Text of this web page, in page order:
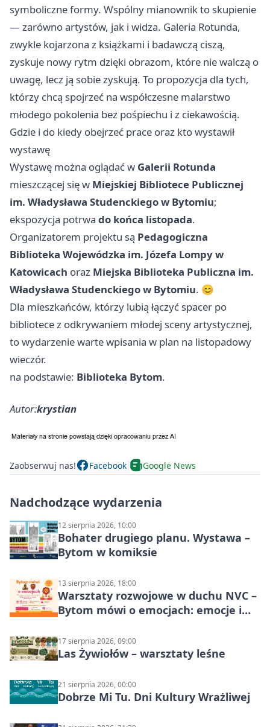
symboliczne formy. Wspólny mianownik to skupienie
— zarówno artystów, jak i widza. Galeria Rotunda,
zwykle kojarzona z książkami i badawczą ciszą,
zyskuje nowy rytm dzięki obrazom, które nie walczą o
uwagę, lecz ją sobie zyskują. To propozycja dla tych,
którzy chcą spojrzeć na współczesne malarstwo
młodego pokolenia bez pośpiechu i z ciekawością.
Gdzie i do kiedy obejrzeć prace oraz kto wystawił
wystawę
Wystawę można oglądać w Galerii Rotunda
mieszczącej się w Miejskiej Bibliotece Publicznej
im. Władysława Studenckiego w Bytomiu;
ekspozycja potrwa do końca listopada.
Organizatorem projektu są Pedagogiczna
Biblioteka Wojewódzka im. Józefa Lompy w
Katowicach oraz Miejska Biblioteka Publiczna im.
Władysława Studenckiego w Bytomiu. 😊
Dla mieszkańców, którzy lubią łączyć spacer po
bibliotece z odkrywaniem młodej sceny artystycznej,
to wydarzenie warte wpisania w plan na listopadowy
wieczór.
na podstawie: Biblioteka Bytom.
Autor:krystian
Zaobserwuj nas! Facebook Google News
Nadchodzące wydarzenia
12 sierpnia 2026, 10:00
Bohater drugiego planu. Wystawa –
Bytom w komiksie
13 sierpnia 2026, 18:00
Warsztaty rozwojowe w duchu NVC –
Bytom mówi o emocjach: emocje i
17 sierpnia 2026, 09:00
Las Żywiołów – warsztaty leśne
21 sierpnia 2026, 00:00
Dobrze Mi Tu. Dni Kultury Wrażliwej